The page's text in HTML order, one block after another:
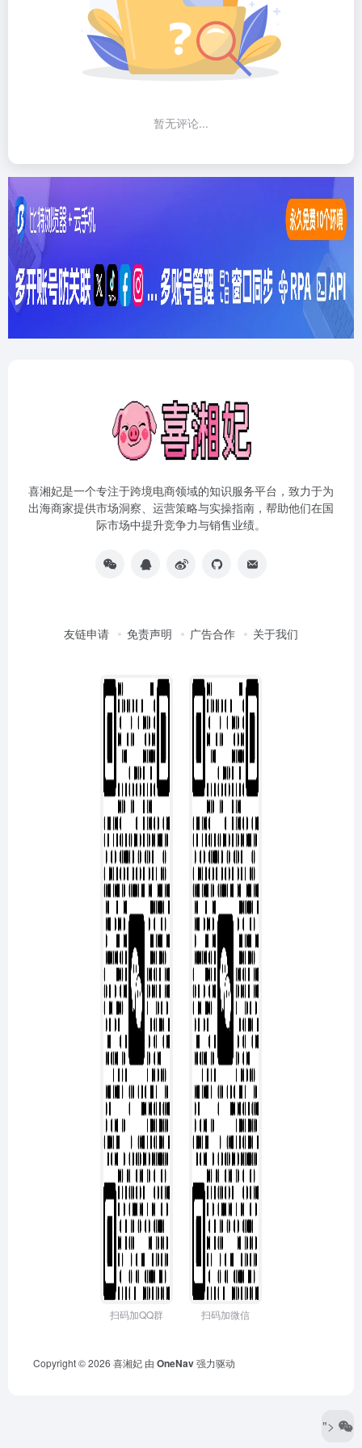
暂无评论...
喜湘妃是一个专注于跨境电商领域的知识服务平台，致力于为
出海商家提供市场洞察、运营策略与实操指南，帮助他们在国
际市场中提升竞争力与销售业绩。
友链申请 免责声明 广告合作 关于我们
扫码加QQ群 扫码加微信
Copyright © 2026 喜湘妃 由 OneNav强力驱动
">